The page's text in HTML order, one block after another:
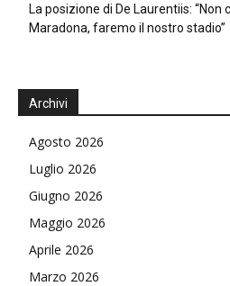
La posizione di De Laurentiis: “Non
Maradona, faremo il nostro stadio”
Archivi
Agosto 2026
Luglio 2026
Giugno 2026
Maggio 2026
Aprile 2026
Marzo 2026